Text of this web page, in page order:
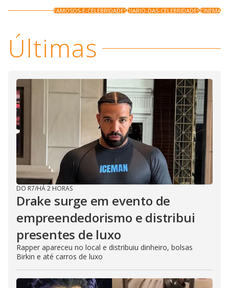
FAMOSOS-E-CELEBRIDADESDIARIO-DAS-CELEBRIDADESCINEMA
Últimas
DO R7/HÁ 2 HORAS
Drake surge em evento de
empreendedorismo e distribui
presentes de luxo
Rapper apareceu no local e distribuiu dinheiro, bolsas
Birkin e até carros de luxo